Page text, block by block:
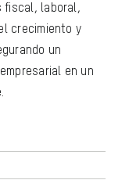
fiscal, laboral,
crecimiento y
un
en un